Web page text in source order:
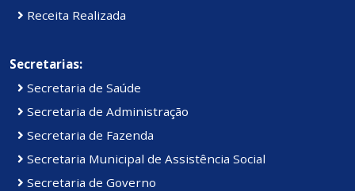
Receita Realizada
Secretarias:
Secretaria de Saúde
Secretaria de Administração
Secretaria de Fazenda
Secretaria Municipal de Assistência Social
Secretaria de Governo